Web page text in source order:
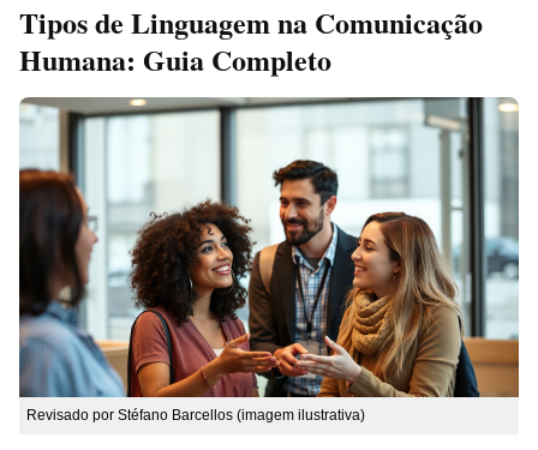
Tipos de Linguagem na Comunicação
Humana: Guia Completo
Revisado por Stéfano Barcellos (imagem ilustrativa)